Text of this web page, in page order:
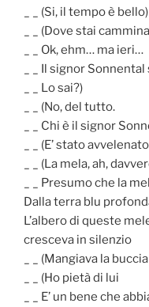
_ _ (Si, il tempo è bello)
_ _ (Dove stai
_ _ Ok, ehm… ma ieri…
_ _ Il signor
_ _ Lo sai?)
_ _ (No, del tutto.
_ _ Chi è il signor
_ _ (E’ stato
_ _ (La mela, ah,
_ _ Presumo che la
Dalla terra blu
L’albero di queste
cresceva in silenzio
_ _ (Mangiava la
_ _ (Ho pietà di lui
_ _ E’ un bene che